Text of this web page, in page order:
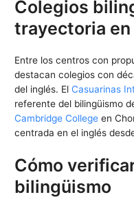
Colegios
trayectoria en
Entre los centros con
destacan colegios con
del inglés. ElCasuarinas
referente del bilingüismo
Cambridge College en
centrada en el inglés
Cómo
bilingüismo